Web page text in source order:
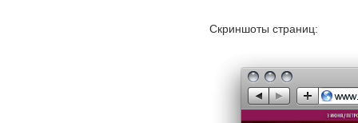
Скриншоты страниц: